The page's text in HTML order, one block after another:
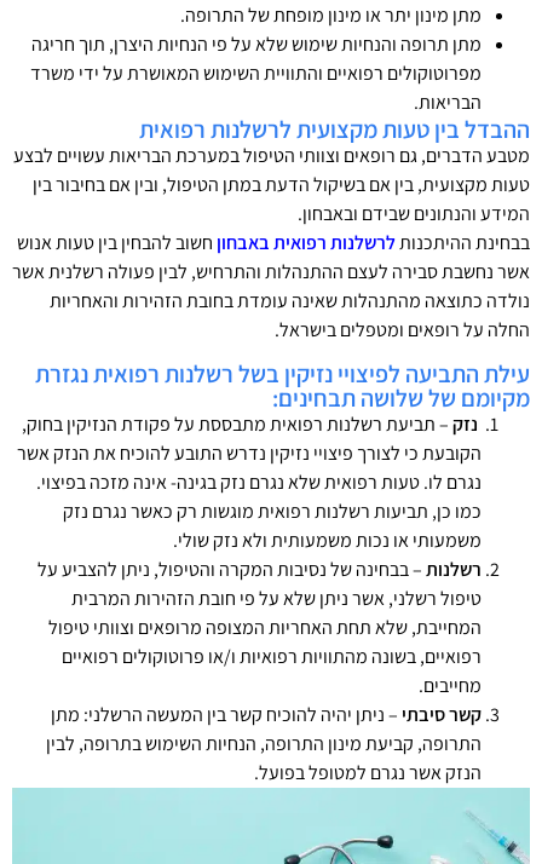
מתן מינון יתר או מינון מופחת של התרופה.
מתן תרופה והנחיות שימוש שלא על פי הנחיות היצרן, תוך חריגה
מפרוטוקולים רפואיים והתוויית השימוש המאושרת על ידי משרד
הבריאות.
ההבדל בין טעות מקצועית לרשלנות רפואית
מטבע הדברים, גם רופאים וצוותי הטיפול במערכת הבריאות עשויים לבצע
טעות מקצועית, בין אם בשיקול הדעת במתן הטיפול, ובין אם בחיבור בין
המידע והנתונים שבידם ובאבחון.
בבחינת ההיתכנותלרשלנות רפואית באבחון חשוב להבחין בין טעות אנוש
אשר נחשבת סבירה לעצם ההתנהלות והתרחיש, לבין פעולה רשלנית אשר
נולדה כתוצאה מהתנהלות שאינה עומדת בחובת הזהירות והאחריות
החלה על רופאים ומטפלים בישראל.
עילת התביעה לפיצויי נזיקין בשל רשלנות רפואית נגזרת
מקיומם של שלושה תבחינים:
נזק– תביעת רשלנות רפואית מתבססת על פקודת הנזיקין בחוק,
הקובעת כי לצורך פיצויי נזיקין נדרש התובע להוכיח את הנזק אשר
נגרם לו. טעות רפואית שלא נגרם נזק בגינה- אינה מזכה בפיצוי.
כמו כן, תביעות רשלנות רפואית מוגשות רק כאשר נגרם נזק
משמעותי או נכות משמעותית ולא נזק שולי.
רשלנות– בבחינה של נסיבות המקרה והטיפול, ניתן להצביע על
טיפול רשלני, אשר ניתן שלא על פי חובת הזהירות המרבית
המחייבת, שלא תחת האחריות המצופה מרופאים וצוותי טיפול
רפואיים, בשונה מהתוויות רפואיות ו/או פרוטוקולים רפואיים
מחייבים.
קשר סיבתי – ניתן יהיה להוכיח קשר בין המעשה הרשלני: מתן
התרופה, קביעת מינון התרופה, הנחיות השימוש בתרופה, לבין
הנזק אשר נגרם למטופל בפועל.